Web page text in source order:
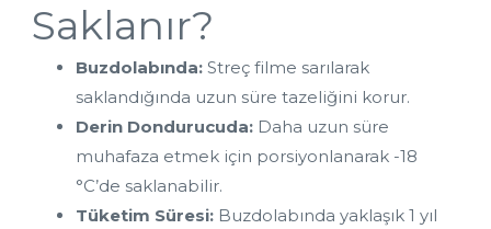
Saklanır?
Buzdolabında: Streç filme sarılarak
saklandığında uzun süre tazeliğini korur.
Derin Dondurucuda: Daha uzun süre
muhafaza etmek için porsiyonlanarak -18
°C’de saklanabilir.
Tüketim Süresi: Buzdolabında yaklaşık 1 yıl